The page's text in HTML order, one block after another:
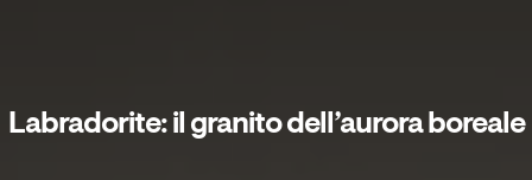
Labradorite: il granito dell’aurora boreale